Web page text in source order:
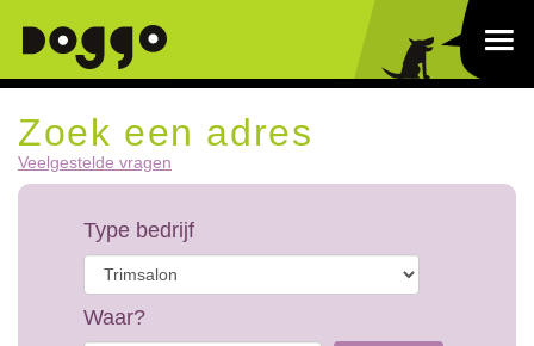
Zoek een adres
Veelgestelde vragen
Type bedrijf
Waar?